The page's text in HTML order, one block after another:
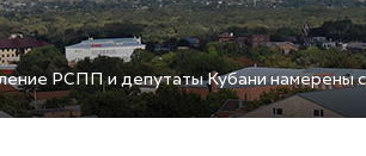
РСПП и депутаты Кубани намерены